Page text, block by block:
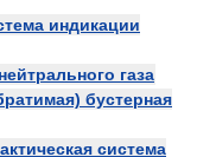
индикации
газа
бустерная
система